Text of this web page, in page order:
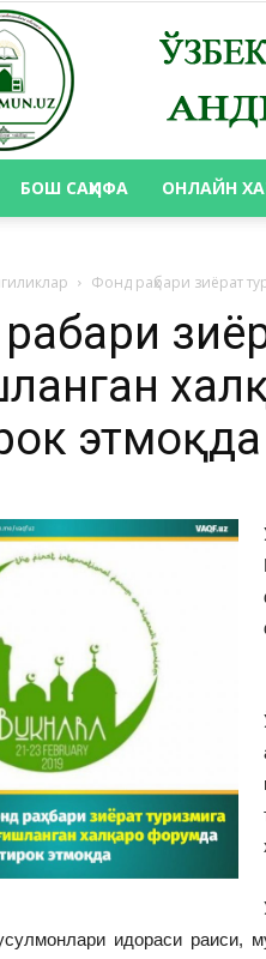
БОШ САҲИФА ОНЛАЙН
Фонд раҳбари зиёрат
этмоқда
идораси раиси,